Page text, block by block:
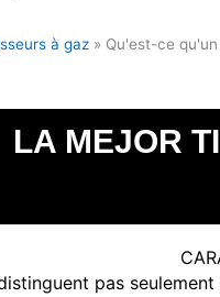
à gaz » Qu'est-ce
LA MEJOR
pas seulement